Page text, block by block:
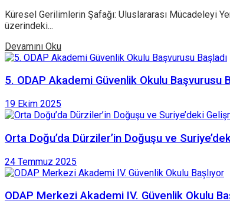
Küresel Gerilimlerin Şafağı: Uluslararası Mücadeleyi
üzerindeki...
Devamını Oku
5. ODAP Akademi Güvenlik Okulu Başvurusu
19 Ekim 2025
Orta Doğu’da Dürziler’in Doğuşu ve
24 Temmuz 2025
ODAP Merkezi Akademi IV. Güvenlik Okulu